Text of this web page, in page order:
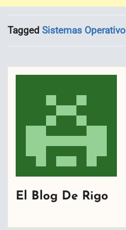
Tagged Sistemas Operativo
El Blog De Rigo